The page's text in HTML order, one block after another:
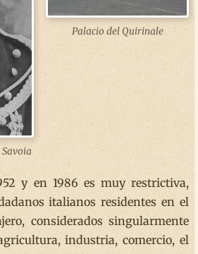
Palacio del Quirinale
y en 1986 es muy restrictiva,
italianos residentes en el
considerados singularmente
industria, comercio, el